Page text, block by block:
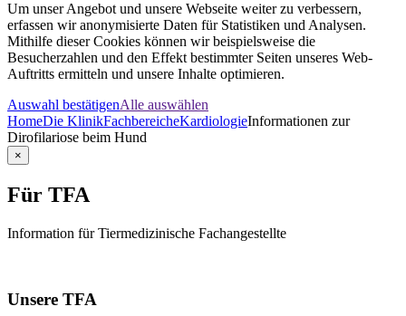
Um unser Angebot und unsere Webseite weiter zu verbessern,
erfassen wir anonymisierte Daten für Statistiken und Analysen.
Mithilfe dieser Cookies können wir beispielsweise die
Besucherzahlen und den Effekt bestimmter Seiten unseres Web-
Auftritts ermitteln und unsere Inhalte optimieren.
Auswahl bestätigenAlle auswählen
HomeDie KlinikFachbereicheKardiologieInformationen zur
Dirofilariose beim Hund
×
Für TFA
Information für Tiermedizinische Fachangestellte
Unsere TFA